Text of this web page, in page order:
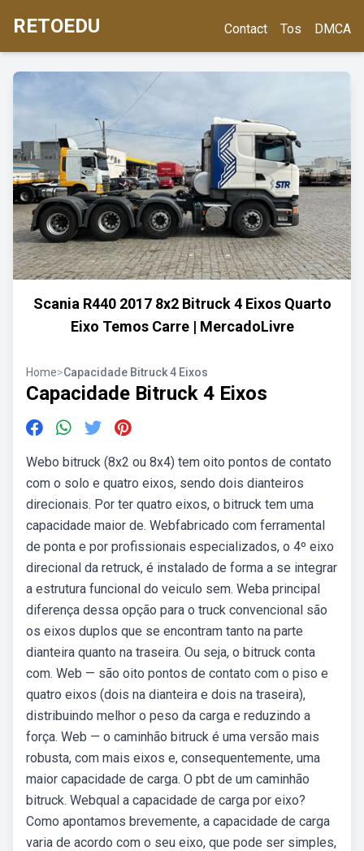
RETOEDU Contact Tos DMCA
Scania R440 2017 8x2 Bitruck 4 Eixos Quarto
Eixo Temos Carre | MercadoLivre
Home>Capacidade Bitruck 4 Eixos
Capacidade Bitruck 4 Eixos
Webo bitruck (8x2 ou 8x4) tem oito pontos de contato
com o solo e quatro eixos, sendo dois dianteiros
direcionais. Por ter quatro eixos, o bitruck tem uma
capacidade maior de. Webfabricado com ferramental
de ponta e por profissionais especializados, o 4º eixo
direcional da retruck, é instalado de forma a se integrar
a estrutura funcional do veiculo sem. Weba principal
diferença dessa opção para o truck convencional são
os eixos duplos que se encontram tanto na parte
dianteira quanto na traseira. Ou seja, o bitruck conta
com. Web — são oito pontos de contato com o piso e
quatro eixos (dois na dianteira e dois na traseira),
distribuindo melhor o peso da carga e reduzindo a
força. Web — o caminhão bitruck é uma versão mais
robusta, com mais eixos e, consequentemente, uma
maior capacidade de carga. O pbt de um caminhão
bitruck. Webqual a capacidade de carga por eixo?
Como apontamos brevemente, a capacidade de carga
varia de acordo com o seu eixo, que pode ser simples,